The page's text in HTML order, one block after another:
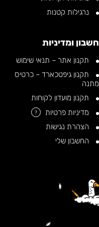
נרגילות קטנות
חשבון ומדיניות
תקנון אתר – תנאי שימוש
תקנון גיפטכארד – כרטיס
מתנה
תקנון מועדון לקוחות
מדיניות פרטיות
?
הצהרת נגישות
החשבון שלי